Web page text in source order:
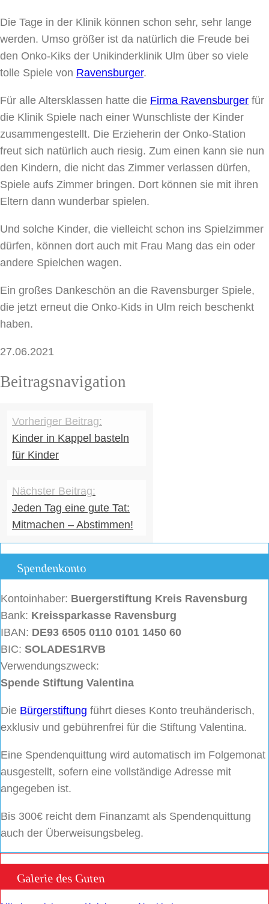
Die Tage in der Klinik können schon sehr, sehr lange
werden. Umso größer ist da natürlich die Freude bei
den Onko-Kiks der Unikinderklinik Ulm über so viele
tolle Spiele von Ravensburger.
Für alle Altersklassen hatte die Firma Ravensburger für
die Klinik Spiele nach einer Wunschliste der Kinder
zusammengestellt. Die Erzieherin der Onko-Station
freut sich natürlich auch riesig. Zum einen kann sie nun
den Kindern, die nicht das Zimmer verlassen dürfen,
Spiele aufs Zimmer bringen. Dort können sie mit ihren
Eltern dann wunderbar spielen.
Und solche Kinder, die vielleicht schon ins Spielzimmer
dürfen, können dort auch mit Frau Mang das ein oder
andere Spielchen wagen.
Ein großes Dankeschön an die Ravensburger Spiele,
die jetzt erneut die Onko-Kids in Ulm reich beschenkt
haben.
27.06.2021
Beitragsnavigation
Kinder in Kappel basteln
für Kinder
Jeden Tag eine gute Tat:
Mitmachen – Abstimmen!
Spendenkonto
Kontoinhaber: Buergerstiftung Kreis Ravensburg
Bank: Kreissparkasse Ravensburg
IBAN: DE93 6505 0110 0101 1450 60
BIC: SOLADES1RVB
Verwendungszweck:
Spende Stiftung Valentina
Die Bürgerstiftung führt dieses Konto treuhänderisch,
exklusiv und gebührenfrei für die Stiftung Valentina.
Eine Spendenquittung wird automatisch im Folgemonat
ausgestellt, sofern eine vollständige Adresse mit
angegeben ist.
Bis 300€ reicht dem Finanzamt als Spendenquittung
auch der Überweisungsbeleg.
Galerie des Guten